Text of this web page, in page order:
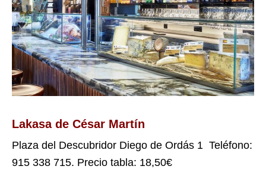
Lakasa de César Martín
Plaza del Descubridor Diego de Ordás 1 Teléfono:
915 338 715. Precio tabla: 18,50€